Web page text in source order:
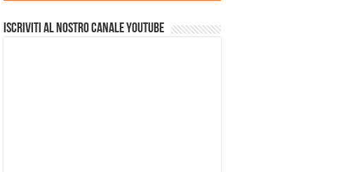
Iscriviti al nostro Canale Youtube